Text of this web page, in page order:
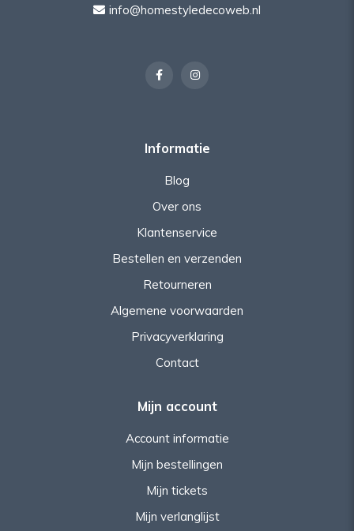
info@homestyledecoweb.nl
Informatie
Blog
Over ons
Klantenservice
Bestellen en verzenden
Retourneren
Algemene voorwaarden
Privacyverklaring
Contact
Mijn account
Account informatie
Mijn bestellingen
Mijn tickets
Mijn verlanglijst